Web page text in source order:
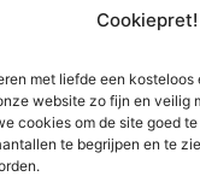
Cookiepret!
met liefde een
website zo fijn en veilig
cookies om de site goed
te begrijpen en te